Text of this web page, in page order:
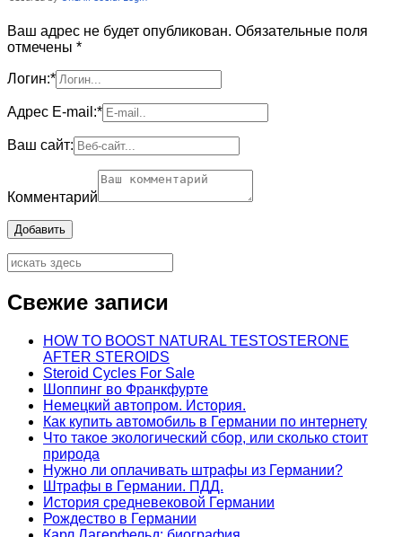
Ваш адрес не будет опубликован. Обязательные поля
отмечены *
Логин:*
Адрес E-mail:*
Ваш сайт:
Комментарий
Свежие записи
HOW TO BOOST NATURAL TESTOSTERONE
AFTER STEROIDS
Steroid Cycles For Sale
Шоппинг во Франкфурте
Немецкий автопром. История.
Как купить автомобиль в Германии по интернету
Что такое экологический сбор, или сколько стоит
природа
Нужно ли оплачивать штрафы из Германии?
Штрафы в Германии. ПДД.
История средневековой Германии
Рождество в Германии